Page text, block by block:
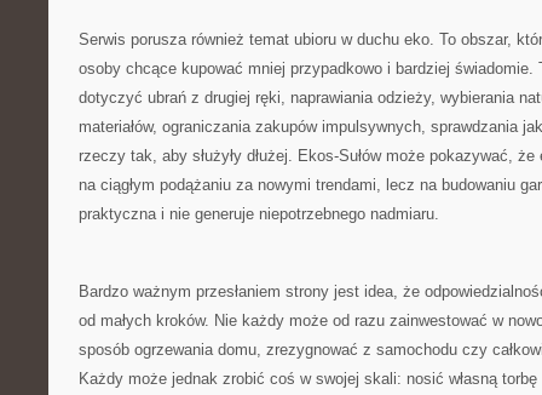
Serwis porusza również temat ubioru w duchu eko. To obszar,
osoby chcące kupować mniej przypadkowo i bardziej świadomie.
dotyczyć ubrań z drugiej ręki, naprawiania odzieży, wybierania
materiałów, ograniczania zakupów impulsywnych, sprawdzania
rzeczy tak, aby służyły dłużej. Ekos-Sułów może pokazywać,
na ciągłym podążaniu za nowymi trendami, lecz na budowaniu
praktyczna i nie generuje niepotrzebnego nadmiaru.
Bardzo ważnym przesłaniem strony jest idea, że
od małych kroków. Nie każdy może od razu zainwestować w
sposób ogrzewania domu, zrezygnować z samochodu czy
Każdy może jednak zrobić coś w swojej skali: nosić własną